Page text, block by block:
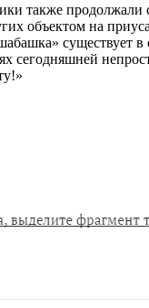
также продолжали
объектом на
существует
сегодняшней